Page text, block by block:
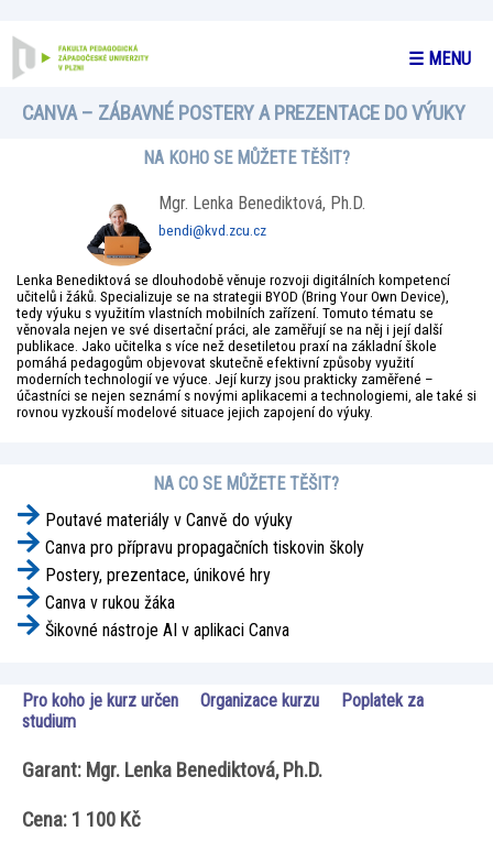
☰ MENU
CANVA – ZÁBAVNÉ POSTERY A PREZENTACE DO VÝUKY
NA KOHO SE MŮŽETE TĚŠIT?
Mgr. Lenka Benediktová, Ph.D.
bendi@kvd.zcu.cz
Lenka Benediktová se dlouhodobě věnuje rozvoji digitálních kompetencí
učitelů i žáků. Specializuje se na strategii BYOD (Bring Your Own Device),
tedy výuku s využitím vlastních mobilních zařízení. Tomuto tématu se
věnovala nejen ve své disertační práci, ale zaměřují se na něj i její další
publikace. Jako učitelka s více než desetiletou praxí na základní škole
pomáhá pedagogům objevovat skutečně efektivní způsoby využití
moderních technologií ve výuce. Její kurzy jsou prakticky zaměřené –
účastníci se nejen seznámí s novými aplikacemi a technologiemi, ale také si
rovnou vyzkouší modelové situace jejich zapojení do výuky.
NA CO SE MŮŽETE TĚŠIT?
Poutavé materiály v Canvě do výuky
Canva pro přípravu propagačních tiskovin školy
Postery, prezentace, únikové hry
Canva v rukou žáka
Šikovné nástroje AI v aplikaci Canva
Pro koho je kurz určen Organizace kurzu
Poplatek za
studium
Garant: Mgr. Lenka Benediktová, Ph.D.
Cena: 1 100 Kč